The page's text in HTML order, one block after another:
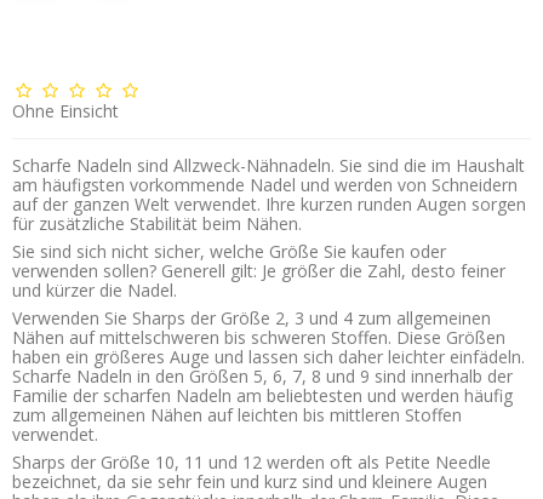
Ohne Einsicht
Scharfe Nadeln sind Allzweck-Nähnadeln. Sie sind die im Haushalt
am häufigsten vorkommende Nadel und werden von Schneidern
auf der ganzen Welt verwendet. Ihre kurzen runden Augen sorgen
für zusätzliche Stabilität beim Nähen.
Sie sind sich nicht sicher, welche Größe Sie kaufen oder
verwenden sollen? Generell gilt: Je größer die Zahl, desto feiner
und kürzer die Nadel.
Verwenden Sie Sharps der Größe 2, 3 und 4 zum allgemeinen
Nähen auf mittelschweren bis schweren Stoffen. Diese Größen
haben ein größeres Auge und lassen sich daher leichter einfädeln.
Scharfe Nadeln in den Größen 5, 6, 7, 8 und 9 sind innerhalb der
Familie der scharfen Nadeln am beliebtesten und werden häufig
zum allgemeinen Nähen auf leichten bis mittleren Stoffen
verwendet.
Sharps der Größe 10, 11 und 12 werden oft als Petite Needle
bezeichnet, da sie sehr fein und kurz sind und kleinere Augen